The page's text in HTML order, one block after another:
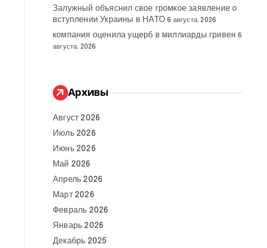
Залужный объяснил свое громкое заявление о
вступлении Украины в НАТО 6 августа, 2026
компания оценила ущерб в миллиарды гривен 6
августа, 2026
Архивы
Август 2026
Июль 2026
Июнь 2026
Май 2026
Апрель 2026
Март 2026
Февраль 2026
Январь 2026
Декабрь 2025